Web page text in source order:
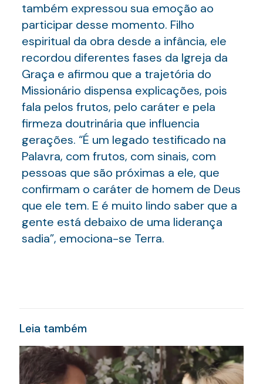
também expressou sua emoção ao
participar desse momento. Filho
espiritual da obra desde a infância, ele
recordou diferentes fases da Igreja da
Graça e afirmou que a trajetória do
Missionário dispensa explicações, pois
fala pelos frutos, pelo caráter e pela
firmeza doutrinária que influencia
gerações. “É um legado testificado na
Palavra, com frutos, com sinais, com
pessoas que são próximas a ele, que
confirmam o caráter de homem de Deus
que ele tem. E é muito lindo saber que a
gente está debaixo de uma liderança
sadia”, emociona-se Terra.
Leia também